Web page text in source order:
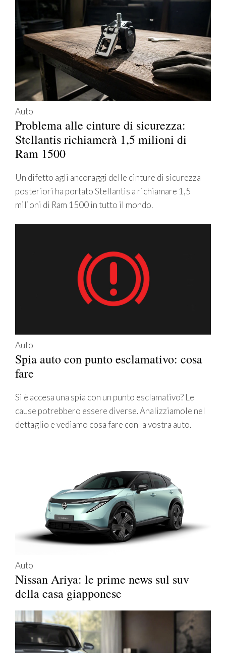
Auto
Problema alle cinture di sicurezza:
Stellantis richiamerà 1,5 milioni di
Ram 1500
Un difetto agli ancoraggi delle cinture di sicurezza
posteriori ha portato Stellantis a richiamare 1,5
milioni di Ram 1500 in tutto il mondo.
Auto
Spia auto con punto esclamativo: cosa
fare
Si è accesa una spia con un punto esclamativo? Le
cause potrebbero essere diverse. Analizziamole nel
dettaglio e vediamo cosa fare con la vostra auto.
Auto
Nissan Ariya: le prime news sul suv
della casa giapponese